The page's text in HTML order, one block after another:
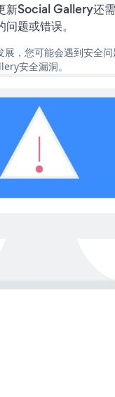
新Social Gallery还
题或错误。
展，您可能会遇到安全
安全漏洞。